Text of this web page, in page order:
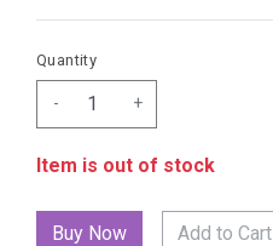
Quantity
- +
Item is out of stock
Add to Cart